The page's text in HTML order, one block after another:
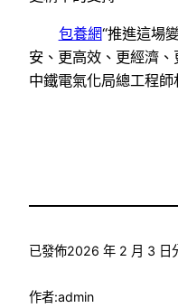
包養網“推進這場
安、更高效、更經濟
中鐵電氣化局總工程師
已發佈2026 年 2 月 3 日
作者:admin